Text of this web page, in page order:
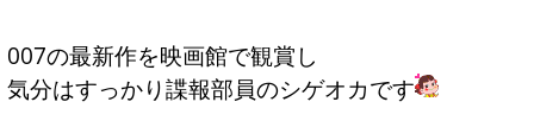
007の最新作を映画館で観賞し
気分はすっかり諜報部員のシゲオカです